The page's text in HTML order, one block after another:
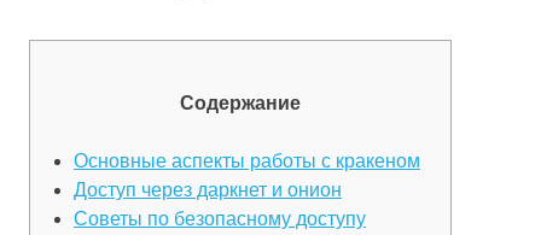
Содержание
Основные аспекты работы с кракеном
Доступ через даркнет и онион
Советы по безопасному доступу